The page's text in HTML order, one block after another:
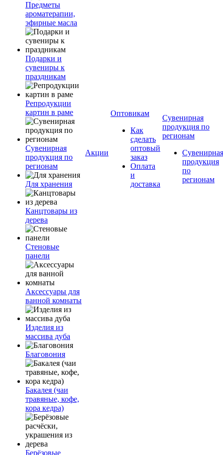
Предметы
ароматерапии,
эфирные масла
Подарки и
сувениры к
праздникам
Репродукции
картин в раме
Сувенирная
продукция по
регионам
Для хранения
Канцтовары из
дерева
Стеновые
панели
Аксессуары для
ванной комнаты
Изделия из
массива дуба
Благовония
Бакалея (чаи
травяные, кофе,
кора кедра)
Берёзовые
Акции
Оптовикам
Как
сделать
оптовый
заказ
Оплата
и
доставка
Сувенирная
продукция по
регионам
Сувенирная
продукция
по
регионам